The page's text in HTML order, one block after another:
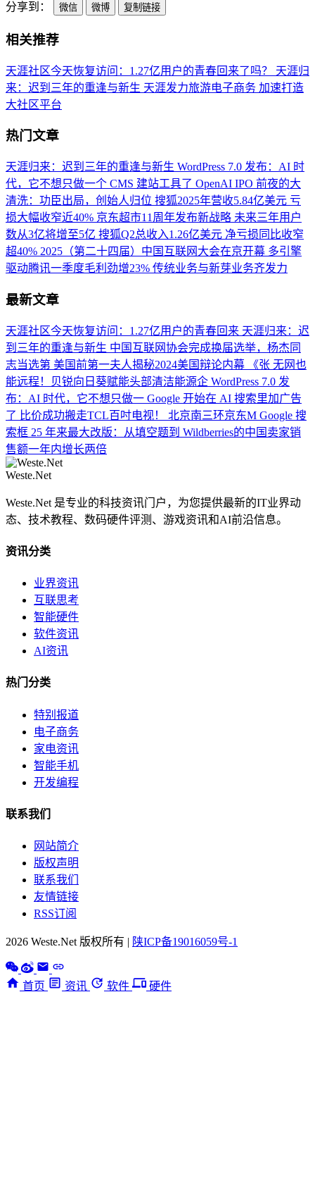
分享到： 微信 微博 复制链接
相关推荐
天涯社区今天恢复访问：1.27亿用户的青春回来了吗？
天涯归
来：迟到三年的重逢与新生 天涯发力旅游电子商务 加速打造
大社区平台
热门文章
天涯归来：迟到三年的重逢与新生 WordPress 7.0 发布：AI 时
代，它不想只做一个 CMS 建站工具了 OpenAI IPO 前夜的大
清洗：功臣出局，创始人归位 搜狐2025年营收5.84亿美元 亏
损大幅收窄近40% 京东超市11周年发布新战略 未来三年用户
数从3亿将增至5亿 搜狐Q2总收入1.26亿美元 净亏损同比收窄
超40% 2025（第二十四届）中国互联网大会在京开幕 多引擎
驱动腾讯一季度毛利劲增23% 传统业务与新芽业务齐发力
最新文章
天涯社区今天恢复访问：1.27亿用户的青春回来 天涯归来：迟
到三年的重逢与新生 中国互联网协会完成换届选举，杨杰同
志当选第 美国前第一夫人揭秘2024美国辩论内幕 《张 无网也
能远程！贝锐向日葵赋能头部清洁能源企 WordPress 7.0 发
布：AI 时代，它不想只做一 Google 开始在 AI 搜索里加广告
了 比价成功搬走TCL百吋电视！ 北京南三环京东M Google 搜
索框 25 年来最大改版：从填空题到 Wildberries的中国卖家销
售额一年内增长两倍
Weste.Net
Weste.Net 是专业的科技资讯门户，为您提供最新的IT业界动
态、技术教程、数码硬件评测、游戏资讯和AI前沿信息。
资讯分类
业界资讯
互联思考
智能硬件
软件资讯
AI资讯
热门分类
特别报道
电子商务
家电资讯
智能手机
开发编程
联系我们
网站简介
版权声明
联系我们
友情链接
RSS订阅
2026 Weste.Net 版权所有 | 陕ICP备19016059号-1
首页 资讯 软件 硬件